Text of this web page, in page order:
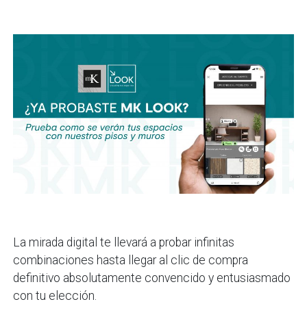
La mirada digital te llevará a probar infinitas
combinaciones hasta llegar al clic de compra
definitivo absolutamente convencido y entusiasmado
con tu elección.